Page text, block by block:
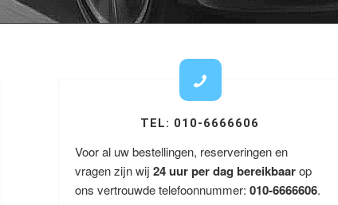
TEL: 010-6666606
Voor al uw bestellingen, reserveringen en
vragen zijn wij 24 uur per dag bereikbaarop
ons vertrouwde telefoonnummer: 010-6666606.